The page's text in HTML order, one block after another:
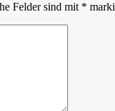
Felder sind mit *